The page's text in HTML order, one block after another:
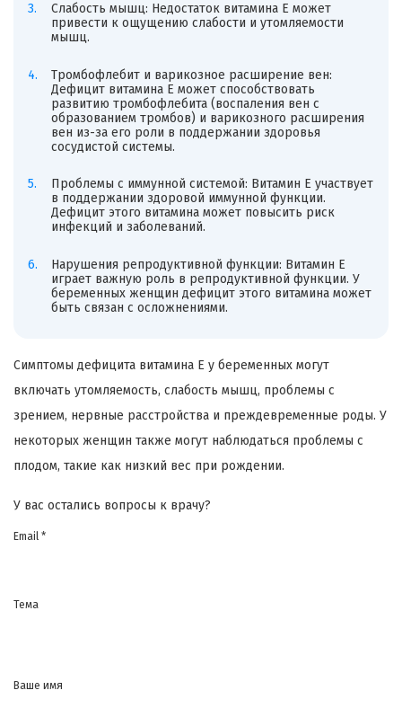
Слабость мышц: Недостаток витамина Е может
привести к ощущению слабости и утомляемости
мышц.
Тромбофлебит и варикозное расширение вен:
Дефицит витамина Е может способствовать
развитию тромбофлебита (воспаления вен с
образованием тромбов) и варикозного расширения
вен из-за его роли в поддержании здоровья
сосудистой системы.
Проблемы с иммунной системой: Витамин Е участвует
в поддержании здоровой иммунной функции.
Дефицит этого витамина может повысить риск
инфекций и заболеваний.
Нарушения репродуктивной функции: Витамин Е
играет важную роль в репродуктивной функции. У
беременных женщин дефицит этого витамина может
быть связан с осложнениями.
Симптомы дефицита витамина Е у беременных могут
включать утомляемость, слабость мышц, проблемы с
зрением, нервные расстройства и преждевременные роды. У
некоторых женщин также могут наблюдаться проблемы с
плодом, такие как низкий вес при рождении.
У вас остались вопросы к врачу?
Email *
Тема
Ваше имя